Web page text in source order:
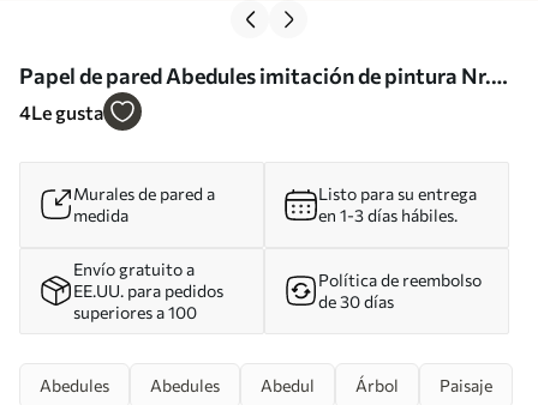
Papel de pared Abedules imitación de pintura Nr.
w03778
4Le gusta
Murales de pared a
medida
Listo para su entrega
en 1-3 días hábiles.
Envío gratuito a
EE.UU. para pedidos
superiores a 100
Política de reembolso
de 30 días
Abedules Abedules Abedul Árbol Paisaje